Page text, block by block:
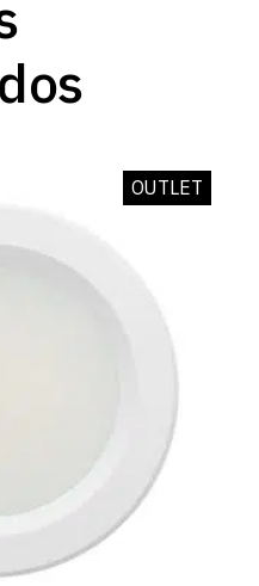
OUTLET